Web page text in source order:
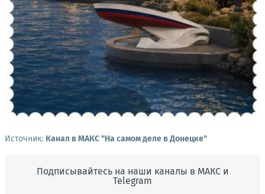
Источник: Канал в МАКС "На самом деле в Донецке"
Подписывайтесь на наши каналы в МАКС и
Telegram